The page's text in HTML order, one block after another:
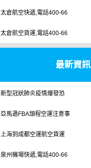
太倉航空快遞,電話400-66
太倉航空貨運,電話400-66
最新資訊
新型冠狀肺炎疫情爆發恐
亞馬遜FBA頭程空運注意事
上海到成都空運航空貨運
泉州機場快遞,電話400-66